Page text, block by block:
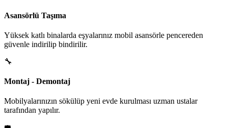
Asansörlü Taşıma
Yüksek katlı binalarda eşyalarınız mobil asansörle pencereden
güvenle indirilip bindirilir.
🔧
Montaj - Demontaj
Mobilyalarınızın sökülüp yeni evde kurulması uzman ustalar
tarafından yapılır.